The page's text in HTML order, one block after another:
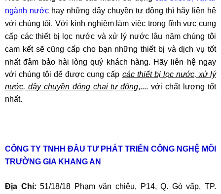
ngành nước hay những dây chuyền tự động thì hãy liên hệ
với chúng tôi. Với kinh nghiệm làm việc trong lĩnh vực cung
cấp các thiết bị lọc nước và xử lý nước lâu năm chúng tôi
cam kết sẽ cũng cấp cho bạn những thiết bị và dịch vụ tốt
nhất đảm bảo hài lòng quý khách hàng. Hãy liên hệ ngay
với chúng tôi để được cung cấp các thiết bị lọc nước, xử lý
nước, dây chuyền đóng chai tự động,.... với chất lượng tốt
nhất.
CÔNG TY TNHH ĐẦU TƯ PHÁT TRIỂN CÔNG NGHỆ MÔI
TRƯỜNG GIA KHANG AN
Địa Chỉ: 51/18/18 Phạm văn chiêu, P14, Q. Gò vấp, TP.